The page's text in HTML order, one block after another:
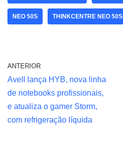
NEO 50S THINKCENTRE NEO 50S
ANTERIOR
Avell lança HYB, nova linha
de notebooks profissionais,
e atualiza o gamer Storm,
com refrigeração líquida